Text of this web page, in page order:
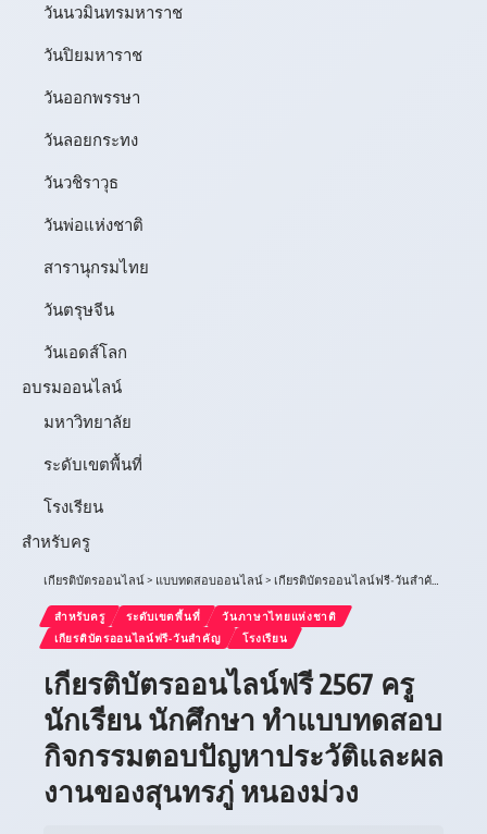
วันนวมินทรมหาราช
วันปิยมหาราช
วันออกพรรษา
วันลอยกระทง
วันวชิราวุธ
วันพ่อแห่งชาติ
สารานุกรมไทย
วันตรุษจีน
วันเอดส์โลก
อบรมออนไลน์
มหาวิทยาลัย
ระดับเขตพื้นที่
โรงเรียน
สำหรับครู
เกียรติบัตรออนไลน์> แบบทดสอบออนไลน์> เกียรติบัตรออนไลน์ฟรี-วันสำคัญ
สำหรับครู ระดับเขตพื้นที่
วันภาษาไทยแห่งชาติ
เกียรติบัตรออนไลน์ฟรี-วันสำคัญ
โรงเรียน
เกียรติบัตรออนไลน์ฟรี 2567 ครู
นักเรียน นักศึกษา ทำแบบทดสอบ
กิจกรรมตอบปัญหาประวัติและผล
งานของสุนทรภู่ หนองม่วง